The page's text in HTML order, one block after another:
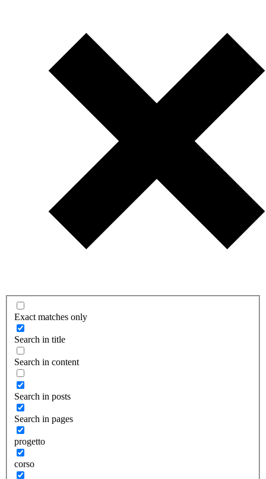
Exact matches only
Search in title
Search in content
Search in posts
Search in pages
progetto
corso